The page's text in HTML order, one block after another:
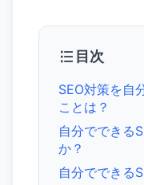
目次
SEO対策を自
ことは？
自分でできる
か？
自分でできる